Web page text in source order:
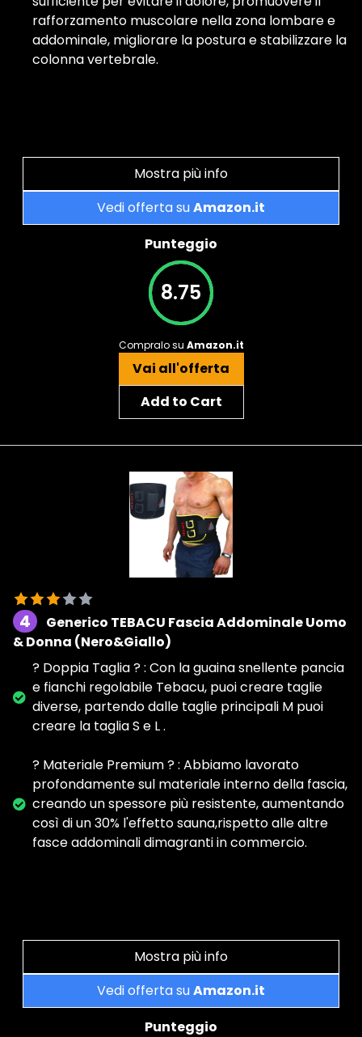
rafforzamento muscolare nella zona lombare e
addominale, migliorare la postura e stabilizzare la
colonna vertebrale.
Mostra più info
Vedi offerta suAmazon.it
Punteggio
8.75
Compralo su Amazon.it
Vai all'offerta
Add to Cart
4
Generico TEBACU Fascia Addominale Uomo
& Donna (Nero&Giallo)
? Doppia Taglia ? : Con la guaina snellente pancia
e fianchi regolabile Tebacu, puoi creare taglie
diverse, partendo dalle taglie principali M puoi
creare la taglia S e L .
? Materiale Premium ? : Abbiamo lavorato
profondamente sul materiale interno della fascia,
creando un spessore più resistente, aumentando
così di un 30% l'effetto sauna,rispetto alle altre
fasce addominali dimagranti in commercio.
Mostra più info
Vedi offerta suAmazon.it
Punteggio